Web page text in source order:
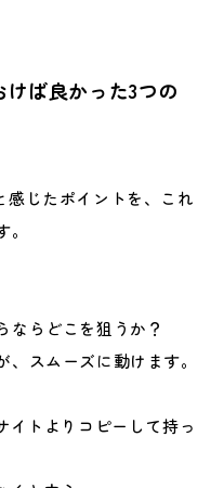
ば良かった3つの
感じたポイントを、これ
ならどこを狙うか？
スムーズに動けます。
トよりコピーして持っ